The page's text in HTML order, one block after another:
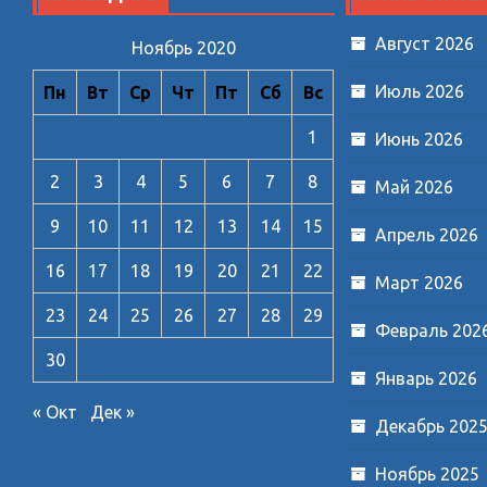
Ноябрь 2020
Пн Вт Ср Чт Пт Сб Вс
1
2 3 4 5 6 7 8
9 10 11 12 13 14 15
16 17 18 19 20 21 22
23 24 25 26 27 28 29
30
« Окт Дек »
Август 2026
Июль 2026
Июнь 2026
Май 2026
Апрель 2026
Март 2026
Февраль
Январь 2026
Декабрь 2025
Ноябрь 2025